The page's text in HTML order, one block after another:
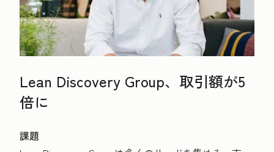
Lean Discovery Group、取引額が5
倍に
課題